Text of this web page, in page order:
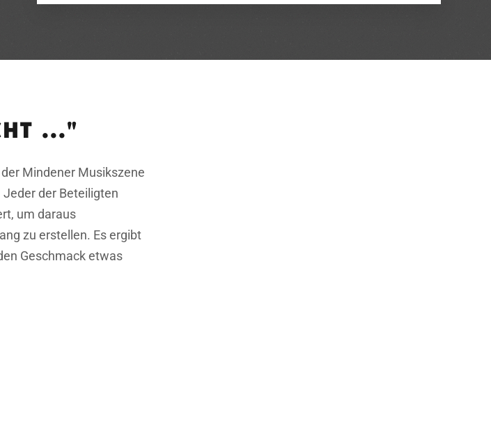
..."
Mindener Musikszene
der Beteiligten
um daraus
zu erstellen. Es ergibt
Geschmack etwas